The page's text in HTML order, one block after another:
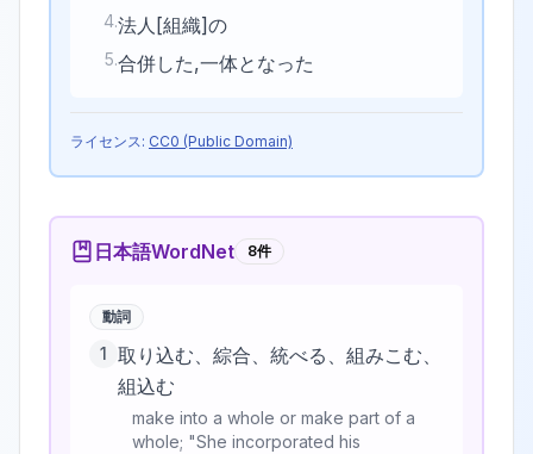
4.法人[組織]の
5.合併した,一体となった
ライセンス: CC0 (Public Domain)
日本語WordNet 8件
動詞
1 取り込む、綜合、統べる、組みこむ、
組込む
make into a whole or make part of a
whole; "She incorporated his